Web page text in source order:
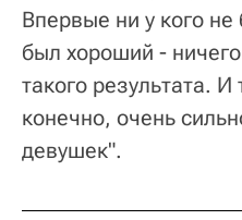
Впервые ни у кого
был хороший -
такого результата. И
конечно, очень
девушек".